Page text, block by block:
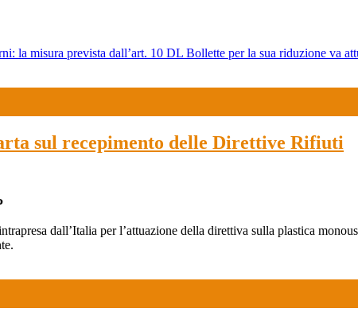
la misura prevista dall’art. 10 DL Bollette per la sua riduzione va
sul recepimento delle Direttive Rifiuti
dall’Italia per l’attuazione della direttiva sulla plastica